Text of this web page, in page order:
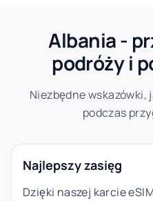
Albania -
podróży i
Niezbędne wskazówki,
podczas
Najlepszy zasięg
Dzięki naszej karcie